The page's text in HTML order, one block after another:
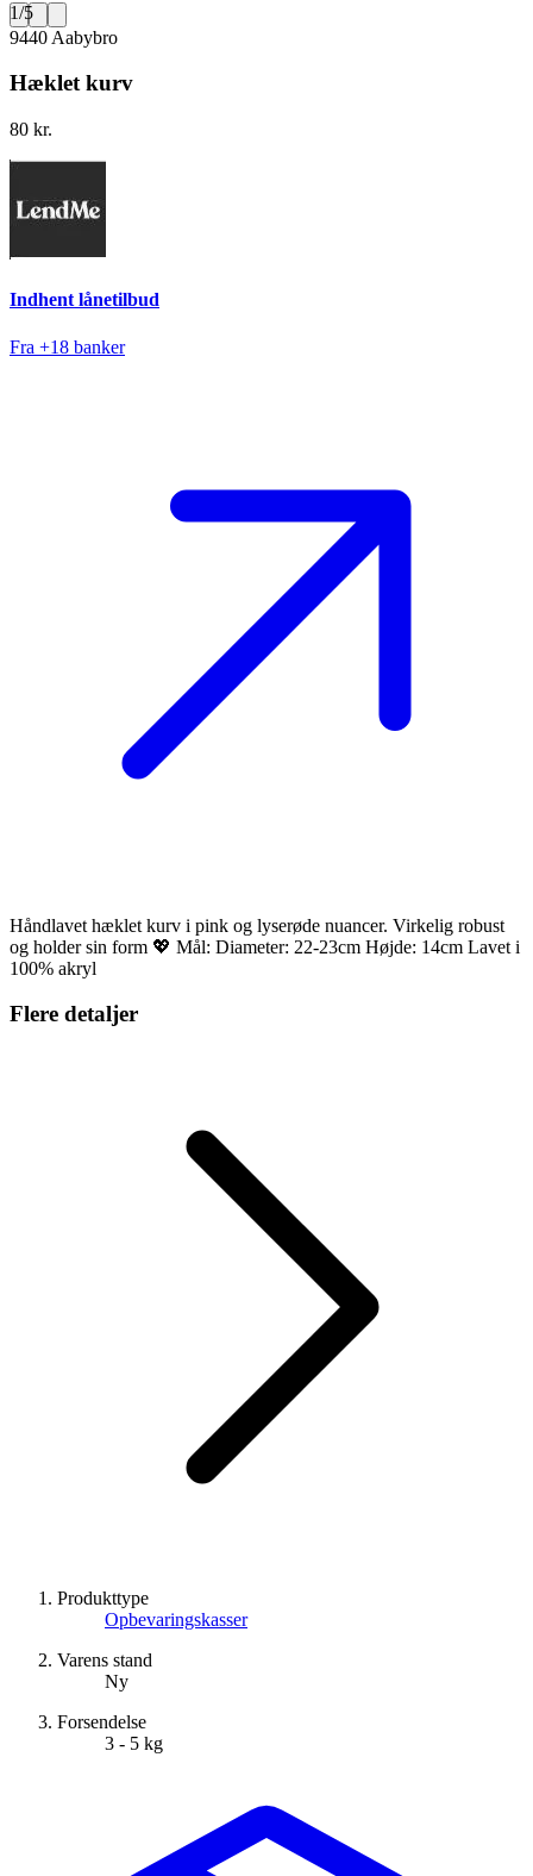
1/5
9440 Aabybro
Hæklet kurv
80 kr.
Indhent lånetilbud
Fra +18 banker
Håndlavet hæklet kurv i pink og lyserøde nuancer. Virkelig robust
og holder sin form 💖 Mål: Diameter: 22-23cm Højde: 14cm Lavet i
100% akryl
Flere detaljer
Produkttype
Opbevaringskasser
Varens stand
Ny
Forsendelse
3 - 5 kg